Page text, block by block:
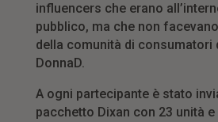
influencers che erano
pubblico, ma che non
della comunità di consumatori
DonnaD.
A ogni partecipante è stato
pacchetto Dixan con 23 unità